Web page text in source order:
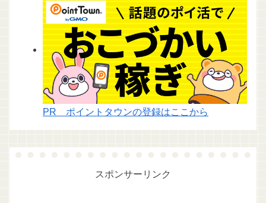
PR ポイントタウンの登録はここから
スポンサーリンク